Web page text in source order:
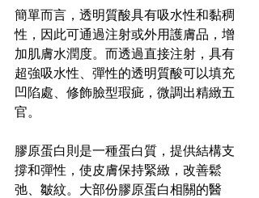
簡單而言，透明質酸具有吸水性和黏稠
性，因此可通過注射或外用護膚品，增
加肌膚水潤度。而透過直接注射，具有
超強吸水性、彈性的透明質酸可以填充
凹陷處、修飾臉型瑕疵，微調出精緻五
官。
膠原蛋白則是一種蛋白質，提供結構支
撐和彈性，使皮膚保持緊緻，改善鬆
弛、皺紋。大部份膠原蛋白相關的醫